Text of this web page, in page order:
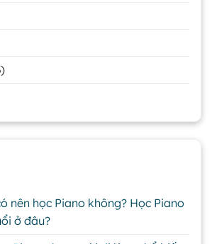
nên học Piano không? Học Piano
ở đâu?